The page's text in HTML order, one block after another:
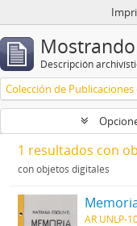
Descripción
1 resultados con
con objetos digitales
AR UNLP-